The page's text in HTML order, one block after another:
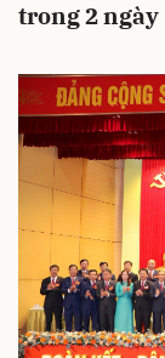
trong 2